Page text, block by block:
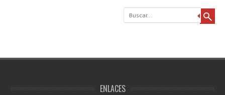
Buscar
ENLACES